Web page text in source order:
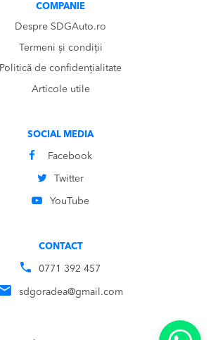
COMPANIE
Despre SDGAuto.ro
Termeni și condiții
Politică de confidențialitate
Articole utile
SOCIAL MEDIA
Facebook
Twitter
YouTube
CONTACT
0771 392 457
sdgoradea@gmail.com